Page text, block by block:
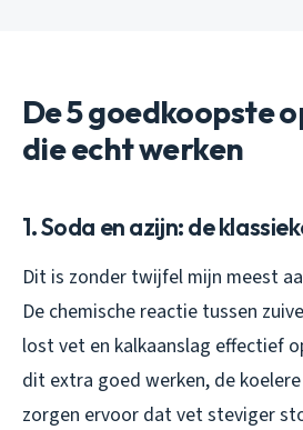
De 5 goedkoopste
die echt werken
1. Soda en azijn: de
Dit is zonder twijfel mijn meest
De chemische reactie tussen
lost vet en kalkaanslag effectief
dit extra goed werken, de
zorgen ervoor dat vet steviger